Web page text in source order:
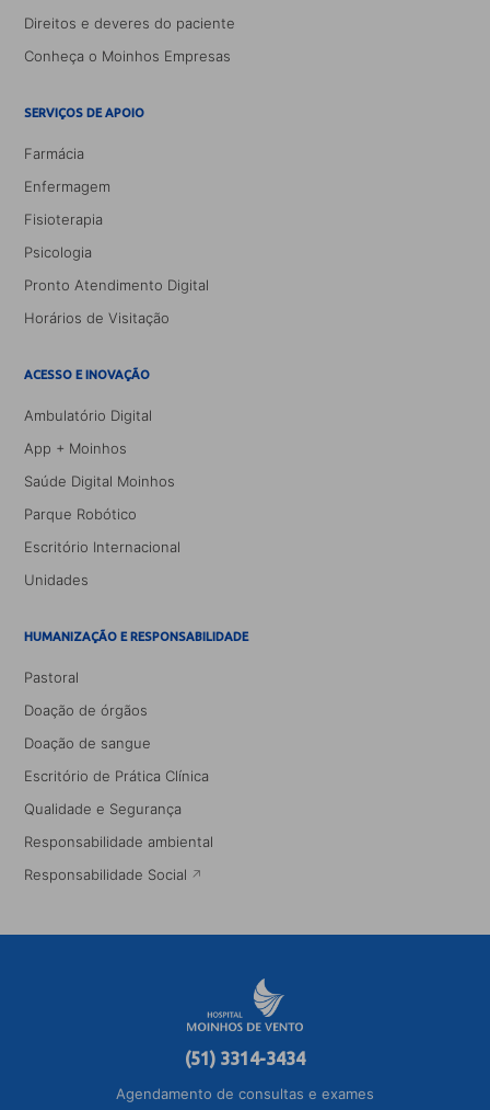
Direitos e deveres do paciente
Conheça o Moinhos Empresas
SERVIÇOS DE APOIO
Farmácia
Enfermagem
Fisioterapia
Psicologia
Pronto Atendimento Digital
Horários de Visitação
ACESSO E INOVAÇÃO
Ambulatório Digital
App + Moinhos
Saúde Digital Moinhos
Parque Robótico
Escritório Internacional
Unidades
HUMANIZAÇÃO E RESPONSABILIDADE
Pastoral
Doação de órgãos
Doação de sangue
Escritório de Prática Clínica
Qualidade e Segurança
Responsabilidade ambiental
Responsabilidade Social
(51) 3314-3434
Agendamento de consultas e exames